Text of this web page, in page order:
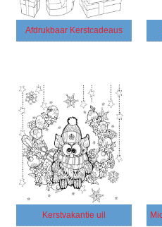
Afdrukbaar Kerstcadeaus
Kerstvakantie uil